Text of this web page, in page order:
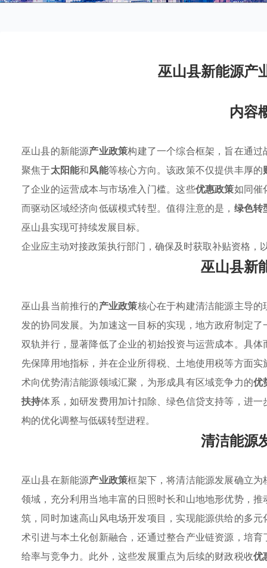
巫山县新能源产
内容
巫山县的新能源产业政策构建了一个综合框架，旨在通过
聚焦于太阳能和风能等核心方向。该政策不仅提供丰厚的
了企业的运营成本与市场准入门槛。这些优惠政策如同催
而驱动区域经济向低碳模式转型。值得注意的是， 绿色转
巫山县实现可持续发展目标。
企业应主动对接政策执行部门，确保及时获取补贴资格，
巫山县新
巫山县当前推行的产业政策核心在于构建清洁能源主导
发的协同发展。为加速这一目标的实现，地方政府制定了
双轨并行，显著降低了企业的初始投资与运营成本。具
先保障用地指标，并在企业所得税、土地使用税等方面实
术向优势清洁能源领域汇聚，为形成具有区域竞争力的优
扶持体系，如研发费用加计扣除、绿色信贷支持等，进
构的优化调整与低碳转型进程。
清洁能源
巫山县在新能源产业政策框架下，将清洁能源发展确立
领域，充分利用当地丰富的日照时长和山地地形优势，
筑，同时加速高山风电场开发项目，实现能源供给的多
术引进与本土化创新融合，还通过整合产业链资源，培
给率与竞争力。此外，这些发展重点为后续的财政税收优